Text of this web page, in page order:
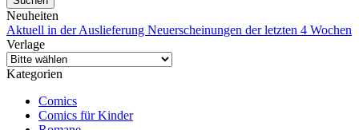
Neuheiten
Aktuell in der Auslieferung Neuerscheinungen der letzten 4 Wochen
Verlage
Kategorien
Comics
Comics für Kinder